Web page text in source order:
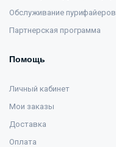
Обслуживание пурифайеров
Партнерская программа
Помощь
Личный кабинет
Мои заказы
Доставка
Оплата